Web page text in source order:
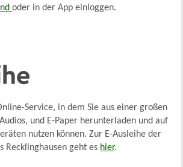
oder in der App einloggen.
Service, in dem Sie aus einer großen
und E-Paper herunterladen und auf
nutzen können. Zur E-Ausleihe der
Recklinghausen geht es hier.